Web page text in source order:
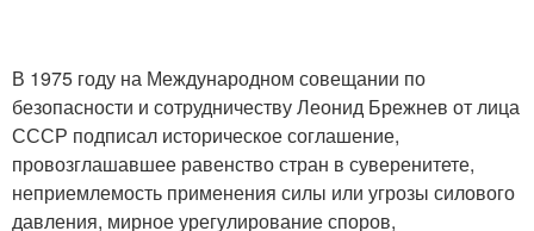
В 1975 году на Международном совещании по
безопасности и сотрудничеству Леонид Брежнев от лица
СССР подписал историческое соглашение,
провозглашавшее равенство стран в суверенитете,
неприемлемость применения силы или угрозы силового
давления, мирное урегулирование споров,